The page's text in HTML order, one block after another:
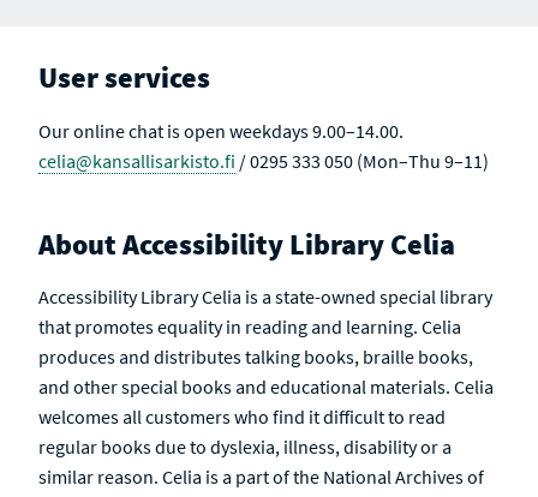
User services
Our online chat is open weekdays 9.00–14.00.
celia@kansallisarkisto.fi / 0295 333 050 (Mon–Thu 9–11)
About Accessibility Library Celia
Accessibility Library Celia is a state-owned special library
that promotes equality in reading and learning. Celia
produces and distributes talking books, braille books,
and other special books and educational materials. Celia
welcomes all customers who find it difficult to read
regular books due to dyslexia, illness, disability or a
similar reason. Celia is a part of the National Archives of